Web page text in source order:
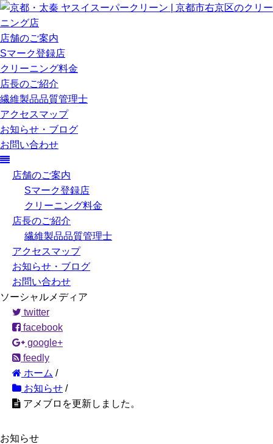
店舗のご案内
Sマーク登録店
クリーニング料金
店長のご紹介
繊維製品品質管理士
アクセスマップ
お知らせ・ブログ
お問い合わせ
店舗のご案内
Sマーク登録店
クリーニング料金
店長のご紹介
繊維製品品質管理士
アクセスマップ
お知らせ・ブログ
お問い合わせ
ソーシャルメディア
twitter
facebook
google+
feedly
ホーム /
お知らせ /
アメブロを更新しました。
お知らせ